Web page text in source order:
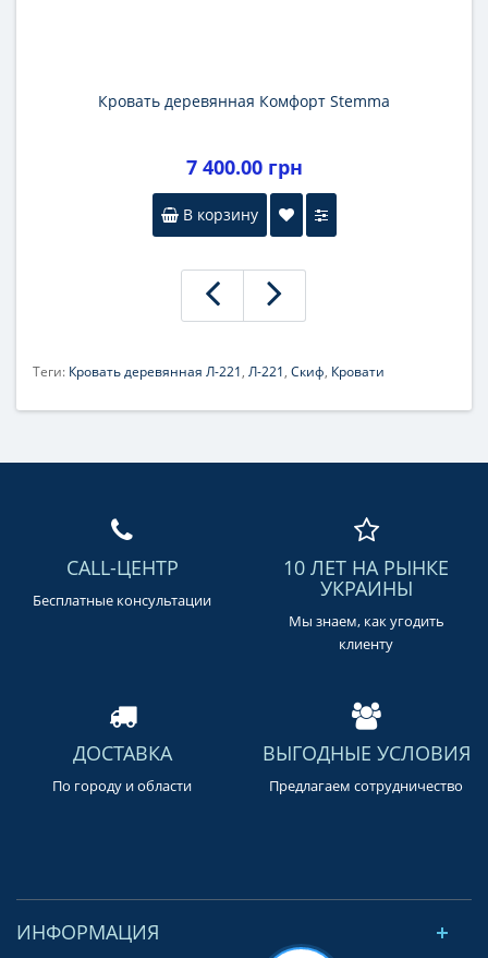
Кровать деревянная Комфорт Stemma
7 400.00 грн
В корзину
Теги: Кровать деревянная Л-221, Л-221, Скиф, Кровати
CALL-ЦЕНТР
Бесплатные консультации
10 ЛЕТ НА РЫНКЕ
УКРАИНЫ
Мы знаем, как угодить
клиенту
ДОСТАВКА
По городу и области
ВЫГОДНЫЕ УСЛОВИЯ
Предлагаем сотрудничество
ИНФОРМАЦИЯ